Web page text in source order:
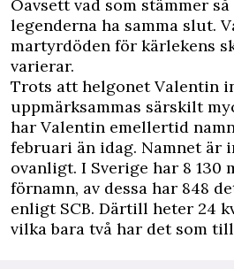
Oavsett vad som stämmer
legenderna ha samma slut.
martyrdöden för kärlekens
varierar.
Trots att helgonet Valentin
uppmärksammas särskilt
har Valentin emellertid
februari än idag. Namnet är
ovanligt. I Sverige har 8 130
förnamn, av dessa har 848
enligt SCB. Därtill heter 24
vilka bara två har det som